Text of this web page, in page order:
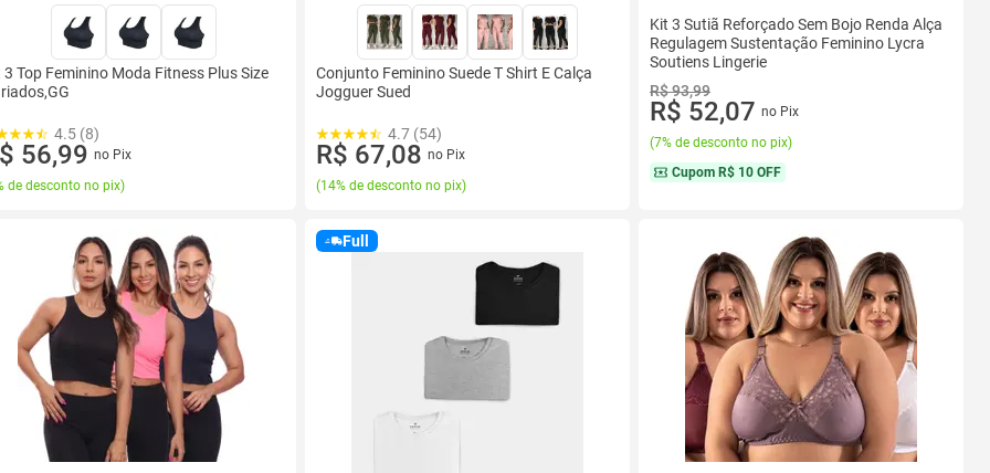
3 Top Feminino Moda Fitness Plus Size
4.5 (8)
56,99 no Pix
de desconto no pix)
Conjunto Feminino Suede T Shirt E Calça
Jogguer Sued
4.7 (54)
R$ 67,08 no Pix
(14% de desconto no pix)
Kit 3 Sutiã Reforçado Sem Bojo Renda Alça
Regulagem Sustentação Feminino Lycra
Soutiens Lingerie
R$ 93,99
R$ 52,07 no Pix
(7% de desconto no pix)
Cupom R$ 10 OFF
Full